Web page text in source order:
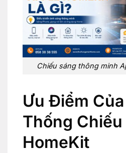
Chiếu sáng thông minh
Ưu Điểm
Thống Chiếu
HomeKit